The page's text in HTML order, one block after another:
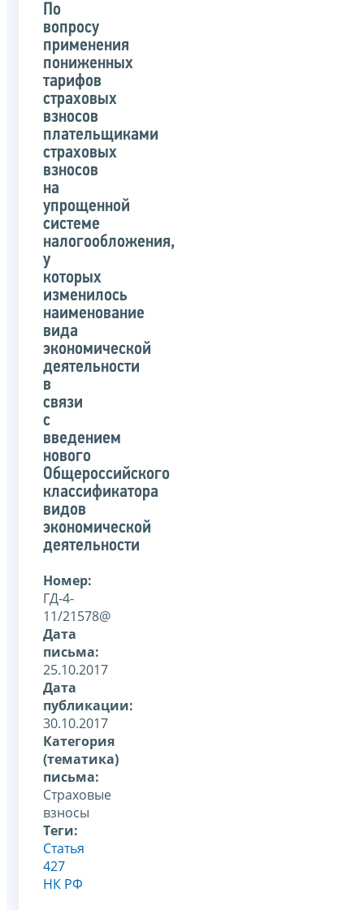
указанного
письма
По
вопросу
применения
пониженных
тарифов
страховых
взносов
плательщиками
страховых
взносов
на
упрощенной
системе
налогообложения,
у
которых
изменилось
наименование
вида
экономической
деятельности
в
связи
с
введением
нового
Общероссийского
классификатора
видов
экономической
деятельности
Номер:
ГД-4-
11/21578@
Дата
письма:
25.10.2017
Дата
публикации:
30.10.2017
Категория
(тематика)
письма:
Страховые
взносы
Теги:
Статья
427
НК РФ